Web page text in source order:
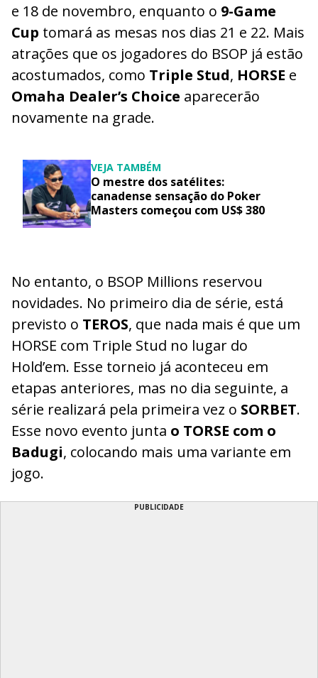
e 18 de novembro, enquanto o 9-Game
Cup tomará as mesas nos dias 21 e 22. Mais
atrações que os jogadores do BSOP já estão
acostumados, como Triple Stud, HORSE e
Omaha Dealer’s Choice aparecerão
novamente na grade.
VEJA TAMBÉM
O mestre dos satélites:
canadense sensação do Poker
Masters começou com US$ 380
No entanto, o BSOP Millions reservou
novidades. No primeiro dia de série, está
previsto o TEROS, que nada mais é que um
HORSE com Triple Stud no lugar do
Hold’em. Esse torneio já aconteceu em
etapas anteriores, mas no dia seguinte, a
série realizará pela primeira vez o SORBET.
Esse novo evento junta o TORSE com o
Badugi, colocando mais uma variante em
jogo.
PUBLICIDADE